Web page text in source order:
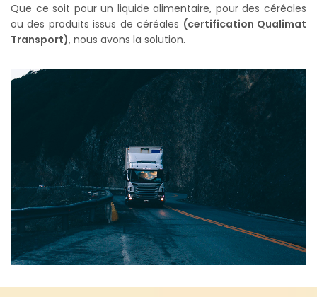
Que ce soit pour un liquide alimentaire, pour des céréales
ou des produits issus de céréales (certification Qualimat
Transport), nous avons la solution.